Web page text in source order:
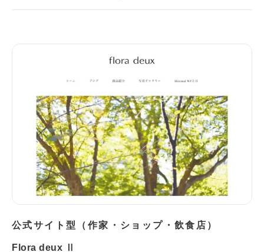
公式サイト型（作家・ショップ・飲食店）
Flora deux Ⅱ